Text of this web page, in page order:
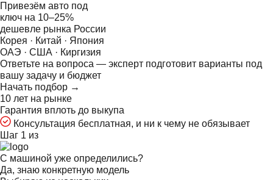
Привезём авто под
ключ на 10–25%
дешевле рынка России
Корея · Китай · Япония
ОАЭ · США · Киргизия
Ответьте на вопроса — эксперт подготовит варианты под
вашу задачу и бюджет
Начать подбор →
10 лет на рынке
Гарантия вплоть до выкупа
Консультация бесплатная, и ни к чему не обязывает
Шаг 1 из
С машиной уже определились?
Да, знаю конкретную модель